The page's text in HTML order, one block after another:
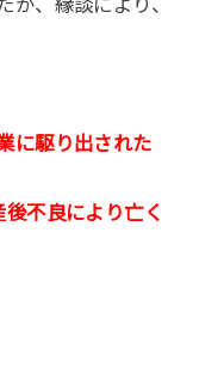
が、縁談により、
に駆り出された
不良により亡く